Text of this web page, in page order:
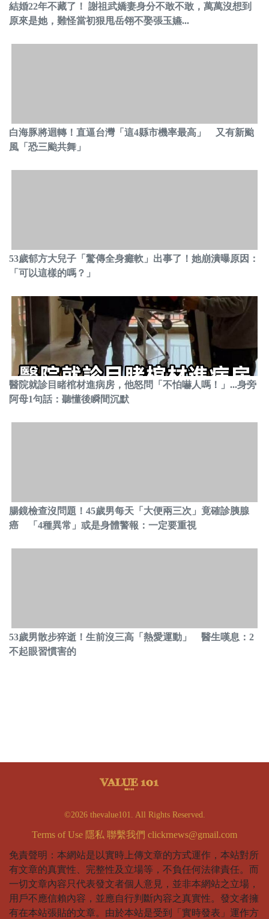
結婚22年不藏了！ 謝祖武嬌妻身分不敢不敢，萬萬沒想到
原來是她，難怪當初狠甩岳翎不娶張玉嬿...
白海豚將迴轉！直逼台灣「這4縣市機率最高」 又有新颱
風「恐三颱共舞」
53歲郁方大兒子「驚傳全身癱軟」出事了！她崩潰曝原因：
「可以這樣的嗎？」
醫院就診目睹棺材進病房，他怒問「不怕嚇人嗎！」...身旁
阿母1句話：聽懂後瞬間沉默
腸鏡檢查沒問題！45歲男每天「大便兩三次」竟確診胰腺
癌 「4種異常」或是身體警報：一定要重視
53歲男散步猝逝！生前沒三高「熱愛運動」 醫生嘆息：2
不起眼習慣害的
©2026 thevalue101. All Rights Reserved.
Terms of Use 隱私 聯繫我們 clickrnews@gmail.com
免責聲明：本網站是以實時上傳文章的方式運作，本站對所
有文章的真實性、完整性及立場等，不負任何法律責任。而
一切文章內容只代表發文者個人意見，並非本網站之立場，
用戶不應信賴內容，並應自行判斷內容之真實性。發文者擁
有在本站張貼的文章。由於本站是受到「實時發表」運作方